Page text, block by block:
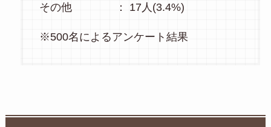
その他 ： 17人(3.4%)
※500名によるアンケート結果